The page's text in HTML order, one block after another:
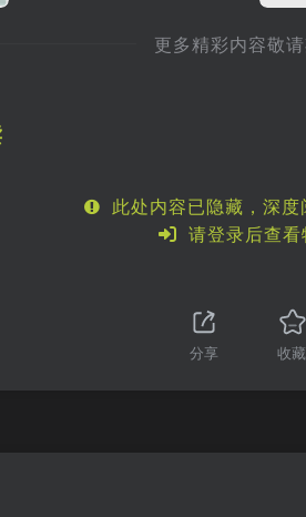
更多精彩内容敬
此处内容已隐藏，深
请登录后查看
分享 收藏